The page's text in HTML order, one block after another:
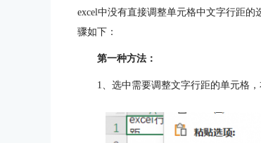
excel中没有直接调整单元格中文字行距
骤如下：
第一种方法：
1、选中需要调整文字行距的单元格